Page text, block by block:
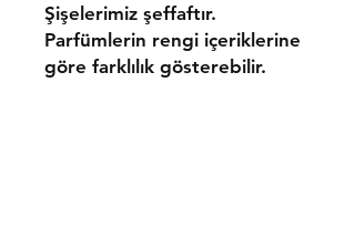
Şişelerimiz şeffaftır.
Parfümlerin rengi içeriklerine
göre farklılık gösterebilir.